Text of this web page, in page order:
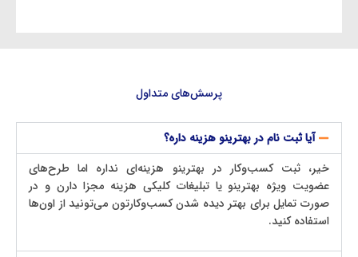
پرسش‌های متداول
آیا ثبت‌ نام در بهترینو هزینه داره؟
خیر، ثبت کسب‌وکار در بهترینو هزینه‌ای نداره اما طرح‌های
عضویت ویژه بهترینو یا تبلیغات کلیکی هزینه مجزا دارن و در
صورت تمایل برای بهتر دیده شدن کسب‌وکارتون می‌تونید از اون‌ها
استفاده کنید.